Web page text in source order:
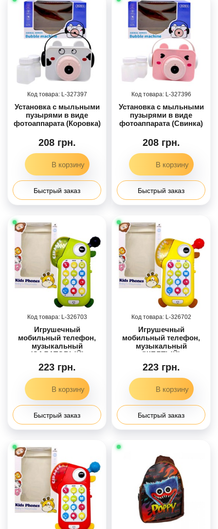
327397
Установка с мыльными
пузырями в виде
фотоаппарата (Коровка)
208 грн.
Быстрый заказ
327396
Установка с мыльными
пузырями в виде
фотоаппарата (Свинка)
208 грн.
Быстрый заказ
326703
Игрушечный
мобильный телефон,
музыкальный
(САЛАТОВЫЙ)
223 грн.
Быстрый заказ
326702
Игрушечный
мобильный телефон,
музыкальный
(ЖЕЛТЫЙ)
223 грн.
Быстрый заказ